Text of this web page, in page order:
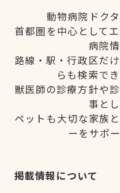
動物病院ドク
首都圏を中心として
病院
路線・駅・行政区だ
らも検索で
獣医師の診療方針や
事と
ペットも大切な家族
ーをサポ
掲載情報について